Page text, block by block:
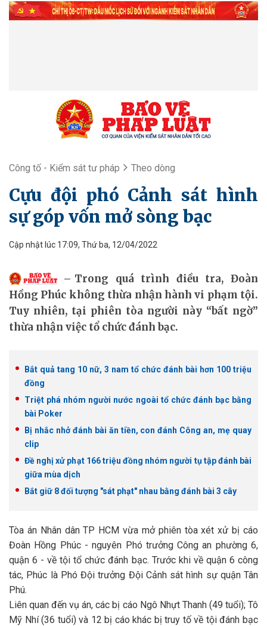
Công tố - Kiểm sát tư pháp Theo dòng
Cựu đội phó Cảnh sát hình
sự góp vốn mở sòng bạc
Cập nhật lúc 17:09, Thứ ba, 12/04/2022
Trong quá trình điều tra, Đoàn
Hồng Phúc không thừa nhận hành vi phạm tội.
Tuy nhiên, tại phiên tòa người này “bất ngờ”
thừa nhận việc tổ chức đánh bạc.
Bắt quả tang 10 nữ, 3 nam tổ chức đánh bài hơn 100 triệu
đồng
Triệt phá nhóm người nước ngoài tổ chức đánh bạc bằng
bài Poker
Bị nhắc nhở đánh bài ăn tiền, con đánh Công an, mẹ quay
clip
Đề nghị xử phạt 166 triệu đồng nhóm người tụ tập đánh bài
giữa mùa dịch
Bắt giữ 8 đối tượng "sát phạt" nhau bằng đánh bài 3 cây
Tòa án Nhân dân TP HCM vừa mở phiên tòa xét xử bị cáo
Đoàn Hồng Phúc - nguyên Phó trưởng Công an phường 6,
quận 6 - về tội tổ chức đánh bạc. Trước khi về quận 6 công
tác, Phúc là Phó Đội trưởng Đội Cảnh sát hình sự quận Tân
Phú.
Liên quan đến vụ án, các bị cáo Ngô Nhựt Thanh (49 tuổi); Tô
Mỹ Nhí (36 tuổi) và 12 bị cáo khác bị truy tố về tội đánh bạc